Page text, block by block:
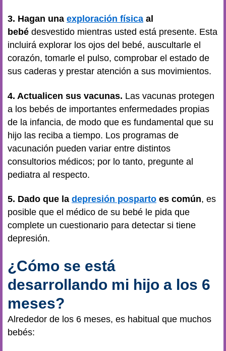
3. Hagan una exploración física al
bebé desvestido mientras usted está presente. Esta
incluirá explorar los ojos del bebé, auscultarle el
corazón, tomarle el pulso, comprobar el estado de
sus caderas y prestar atención a sus movimientos.
4. Actualicen sus vacunas. Las vacunas protegen
a los bebés de importantes enfermedades propias
de la infancia, de modo que es fundamental que su
hijo las reciba a tiempo. Los programas de
vacunación pueden variar entre distintos
consultorios médicos; por lo tanto, pregunte al
pediatra al respecto.
5. Dado que la depresión posparto es común, es
posible que el médico de su bebé le pida que
complete un cuestionario para detectar si tiene
depresión.
¿Cómo se está
desarrollando mi hijo a los 6
meses?
Alrededor de los 6 meses, es habitual que muchos
bebés: